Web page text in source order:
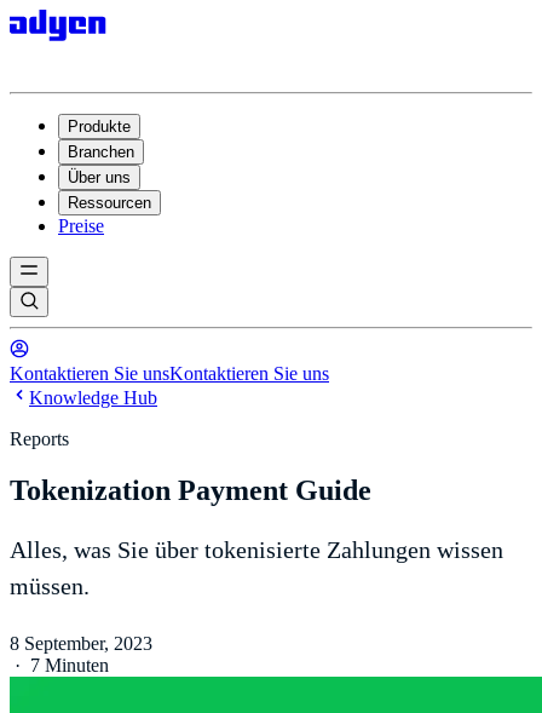
Produkte
Branchen
Über uns
Ressourcen
Preise
Kontaktieren Sie unsKontaktieren Sie uns
Knowledge Hub
Reports
Tokenization Payment Guide
Alles, was Sie über tokenisierte Zahlungen wissen
müssen.
8 September, 2023
· 7 Minuten